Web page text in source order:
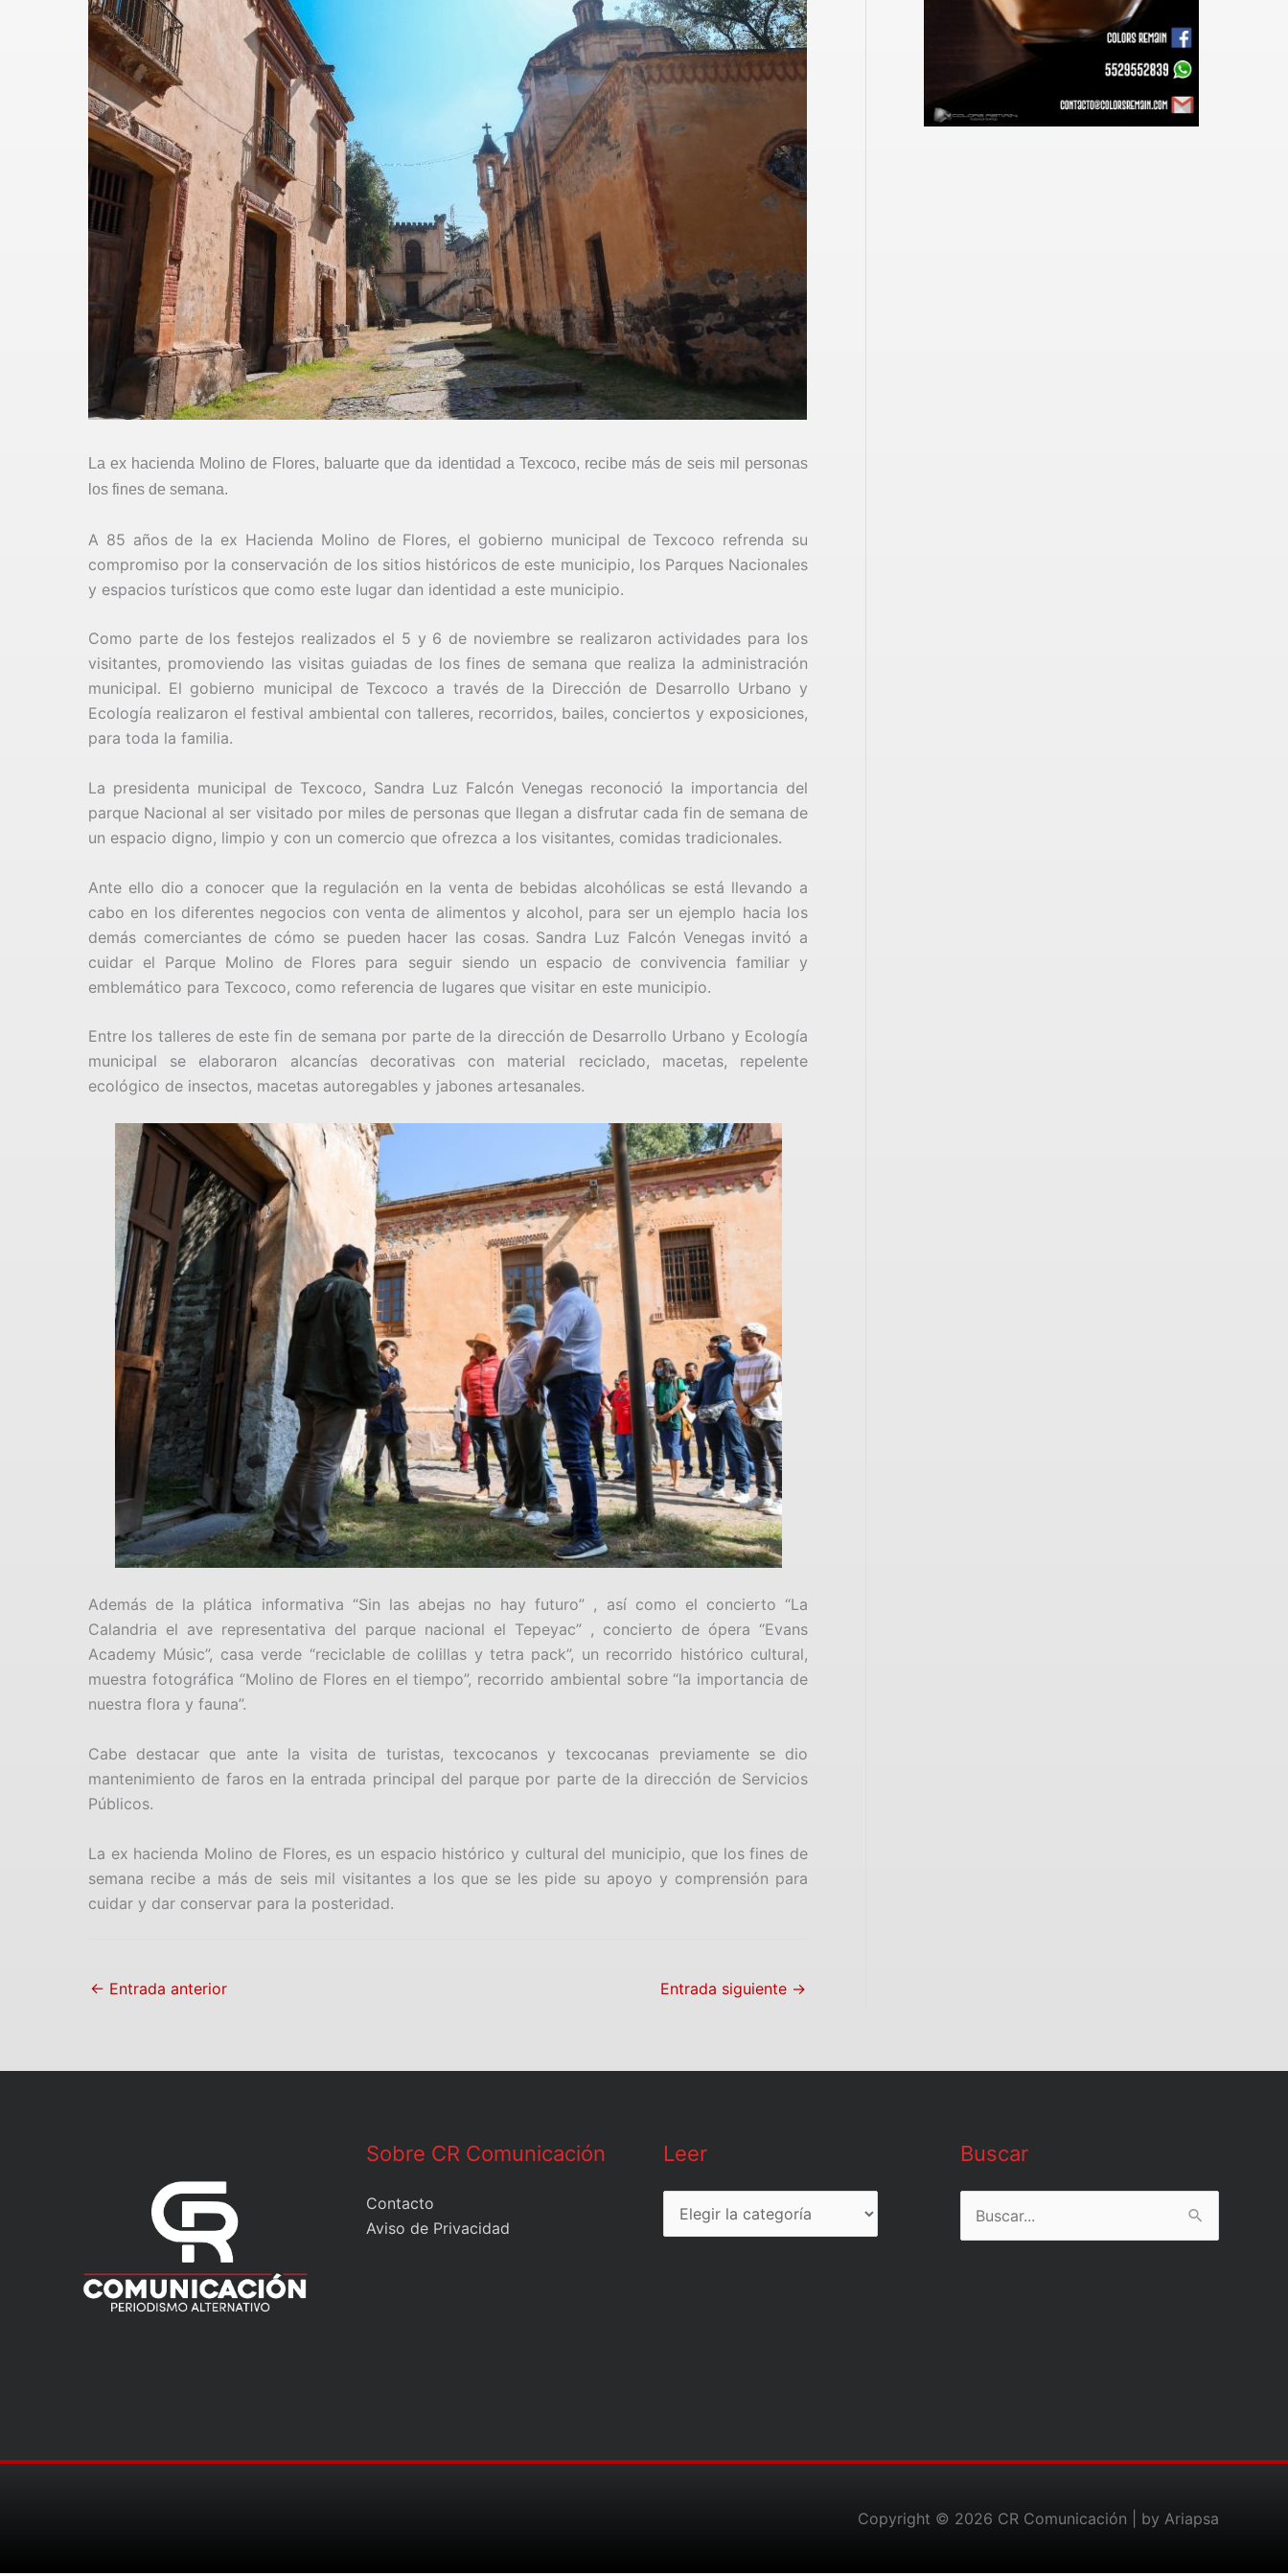
La ex hacienda Molino de Flores, baluarte que da identidad a Texcoco, recibe más de seis mil personas
los fines de semana.
A 85 años de la ex Hacienda Molino de Flores, el gobierno municipal de Texcoco refrenda su
compromiso por la conservación de los sitios históricos de este municipio, los Parques Nacionales
y espacios turísticos que como este lugar dan identidad a este municipio.
Como parte de los festejos realizados el 5 y 6 de noviembre se realizaron actividades para los
visitantes, promoviendo las visitas guiadas de los fines de semana que realiza la administración
municipal. El gobierno municipal de Texcoco a través de la Dirección de Desarrollo Urbano y
Ecología realizaron el festival ambiental con talleres, recorridos, bailes, conciertos y exposiciones,
para toda la familia.
La presidenta municipal de Texcoco, Sandra Luz Falcón Venegas reconoció la importancia del
parque Nacional al ser visitado por miles de personas que llegan a disfrutar cada fin de semana de
un espacio digno, limpio y con un comercio que ofrezca a los visitantes, comidas tradicionales.
Ante ello dio a conocer que la regulación en la venta de bebidas alcohólicas se está llevando a
cabo en los diferentes negocios con venta de alimentos y alcohol, para ser un ejemplo hacia los
demás comerciantes de cómo se pueden hacer las cosas. Sandra Luz Falcón Venegas invitó a
cuidar el Parque Molino de Flores para seguir siendo un espacio de convivencia familiar y
emblemático para Texcoco, como referencia de lugares que visitar en este municipio.
Entre los talleres de este fin de semana por parte de la dirección de Desarrollo Urbano y Ecología
municipal se elaboraron alcancías decorativas con material reciclado, macetas, repelente
ecológico de insectos, macetas autoregables y jabones artesanales.
Además de la plática informativa “Sin las abejas no hay futuro” , así como el concierto “La
Calandria el ave representativa del parque nacional el Tepeyac” , concierto de ópera “Evans
Academy Músic”, casa verde “reciclable de colillas y tetra pack”, un recorrido histórico cultural,
muestra fotográfica “Molino de Flores en el tiempo”, recorrido ambiental sobre “la importancia de
nuestra flora y fauna”.
Cabe destacar que ante la visita de turistas, texcocanos y texcocanas previamente se dio
mantenimiento de faros en la entrada principal del parque por parte de la dirección de Servicios
Públicos.
La ex hacienda Molino de Flores, es un espacio histórico y cultural del municipio, que los fines de
semana recibe a más de seis mil visitantes a los que se les pide su apoyo y comprensión para
cuidar y dar conservar para la posteridad.
← Entrada anterior Entrada siguiente →
Sobre CR Comunicación
Contacto
Aviso de Privacidad
Leer
Leer Buscar
Buscar
por:
Copyright © 2026 CR Comunicación | by Ariapsa